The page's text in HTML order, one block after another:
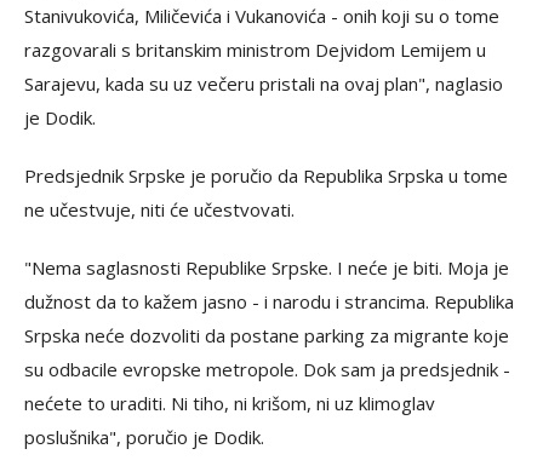
Stanivukovića, Miličevića i Vukanovića - onih koji su o tome
razgovarali s britanskim ministrom Dejvidom Lemijem u
Sarajevu, kada su uz večeru pristali na ovaj plan", naglasio
je Dodik.
Predsjednik Srpske je poručio da Republika Srpska u tome
ne učestvuje, niti će učestvovati.
"Nema saglasnosti Republike Srpske. I neće je biti. Moja je
dužnost da to kažem jasno - i narodu i strancima. Republika
Srpska neće dozvoliti da postane parking za migrante koje
su odbacile evropske metropole. Dok sam ja predsjednik -
nećete to uraditi. Ni tiho, ni krišom, ni uz klimoglav
poslušnika", poručio je Dodik.